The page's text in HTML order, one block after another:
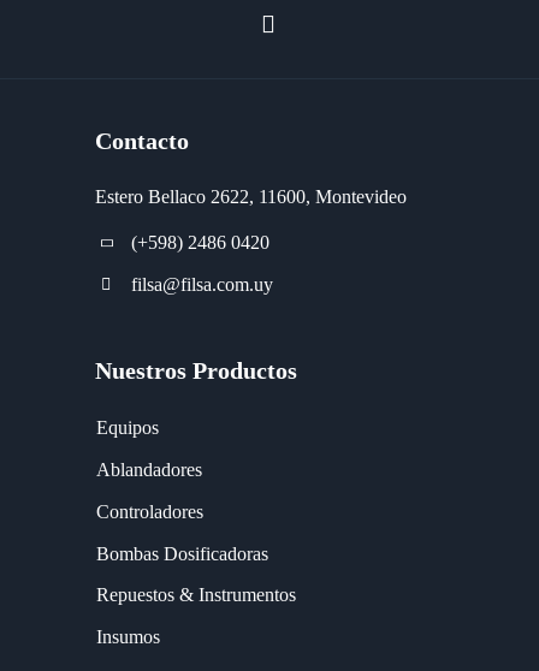
Contacto
Estero Bellaco 2622, 11600, Montevideo
(+598) 2486 0420
filsa@filsa.com.uy
Nuestros Productos
Equipos
Ablandadores
Controladores
Bombas Dosificadoras
Repuestos & Instrumentos
Insumos